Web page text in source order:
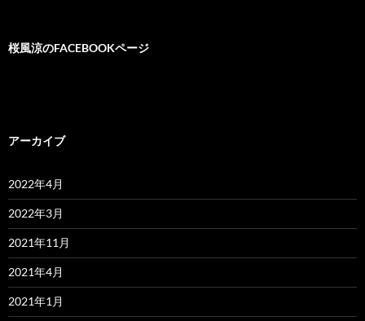
桜風涼のFACEBOOKページ
アーカイブ
2022年4月
2022年3月
2021年11月
2021年4月
2021年1月